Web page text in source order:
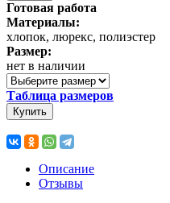
Готовая работа
Материалы:
хлопок, люрекс, полиэстер
Размер:
нет в наличии
Таблица размеров
Купить
Описание
Отзывы